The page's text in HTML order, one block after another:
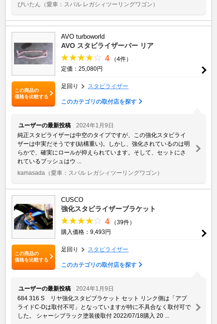
ぴいたん （愛車：スバル レガシィツーリングワゴン）
この商品の
価格を比較する
AVO turboworld
AVO スタビライザーバー リア
4
（4件）
定価：25,080円
足回り スタビライザー
このカテゴリの取付店を探す
ユーザーの最新投稿
2024年1月9日
純正スタビライザーは中空のタイプですが、この強化スタビライ
ザーは中実だそうです(結構重い)。しかし、強化されているのは明
らかで、確実にロールが抑えられています。そして、セットにさ
れているブッシュはウ ...
kamasada （愛車：スバル レガシィツーリングワゴン）
この商品の
価格を比較する
CUSCO
強化スタビライザーブラケット
4
（39件）
購入価格：9,493円
足回り スタビライザー
このカテゴリの取付店を探す
ユーザーの最新投稿
2024年1月9日
684 316 S リヤ強化スタビブラケット セット リンク側は「アプ
ライドC-Dは取付不可」となっていますが特に不具合なく取付可で
した。 シャーシブラック塗装後取付 2022/07/18購入 20 ...